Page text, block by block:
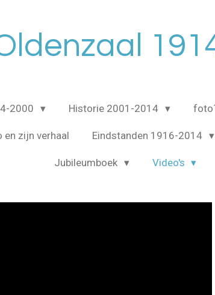
2000 Historie 2001-2014
en zijn verhaal Eindstanden 1916-2014
Jubileumboek Video's